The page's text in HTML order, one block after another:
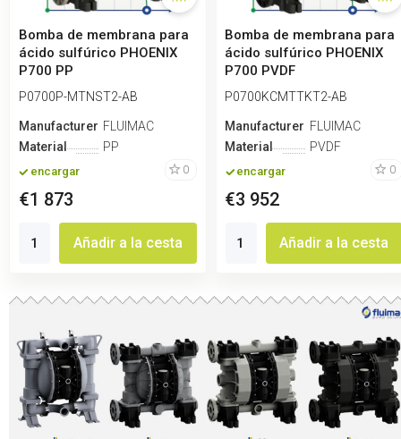
Bomba de membrana para
ácido sulfúrico PHOENIX
P700 PP
SANTOPRENE+PTFE, 700 l...
P0700P-MTNST2-AB
ManufactureroFLUIMAC
Material
PP
encargar 0
€1 873
Añadir a la cesta
Bomba de membrana para
ácido sulfúrico PHOENIX
P700 PVDF
SANTOPRENE+PTFE, 700...
P0700KCMTTKT2-AB
ManufactureroFLUIMAC
Material
PVDF
encargar 0
€3 952
Añadir a la cesta